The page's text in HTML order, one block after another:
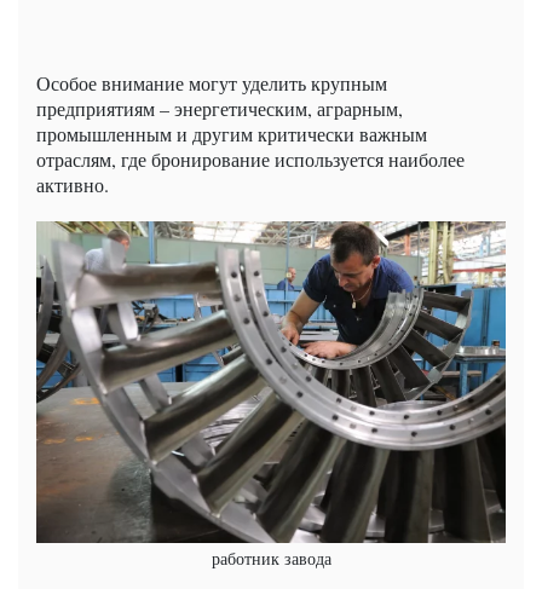
Особое внимание могут уделить крупным
предприятиям – энергетическим, аграрным,
промышленным и другим критически важным
отраслям, где бронирование используется наиболее
активно.
работник завода